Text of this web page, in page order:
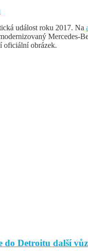
událost roku 2017. Na
Mercedes-
oficiální obrázek.
do Detroitu další